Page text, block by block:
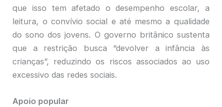
que isso tem afetado o desempenho escolar, a
leitura, o convívio social e até mesmo a qualidade
do sono dos jovens. O governo britânico sustenta
que a restrição busca “devolver a infância às
crianças”, reduzindo os riscos associados ao uso
excessivo das redes sociais.
Apoio popular